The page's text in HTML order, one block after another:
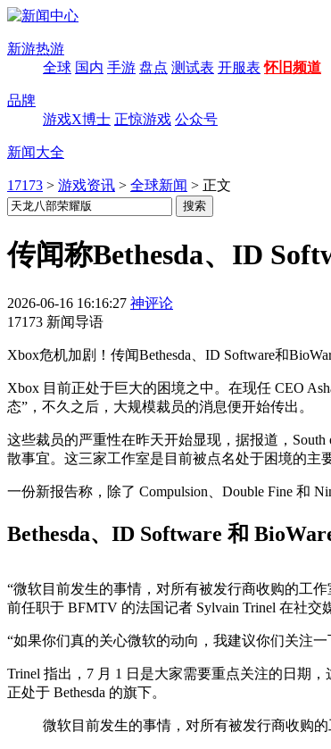
新游热游
全球 国内 手游 盘点 测试表 开服表 怀旧频道
品牌
游戏X博士 正惊游戏 公众号
新闻大全
17173 > 游戏资讯 > 全球新闻 > 正文
传闻称Bethesda、ID
2026-06-16 16:16:27 神评论
17173 新闻导语
Xbox危机加剧！传闻Bethesda、ID Software和
Xbox 目前正处于巨大的困境之中。在现任 CEO
态”，不久之后，大规模裁员的消息便开始传出。
这些裁员的严重性在昨天开始显现，据报道，South
散事宜。这三家工作室是目前被点名处于困境的主
一份新报告称，除了 Compulsion、Double Fine 和
Bethesda、ID Software 和
“微软目前发生的事情，对所有被发行商收购的工
前任职于 BFMTV 的法国记者 Sylvain Trinel 在社交
“如果你们真的关心微软的动向，我建议你们关注
Trinel 指出，7 月 1 日是大家需要重点关注的日期
正处于 Bethesda 的旗下。
微软目前发生的事情，对所有被发行商收购